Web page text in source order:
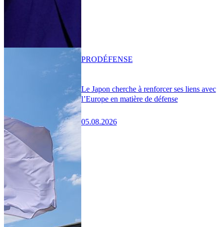
Le Japon cherche à renforcer ses liens avec
l’Europe en matière de défense
05.08.2026
PRODÉFENSE